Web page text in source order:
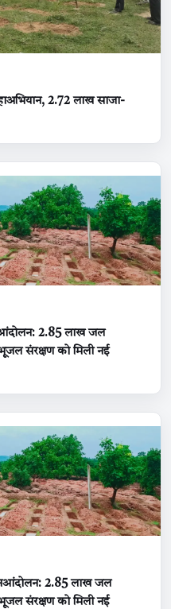
2.72 लाख साजा-
2.85 लाख जल
संरक्षण को मिली नई
2.85 लाख जल
संरक्षण को मिली नई